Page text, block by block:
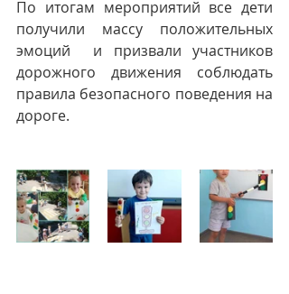
По итогам мероприятий все дети
получили массу положительных
эмоций  и призвали участников
дорожного движения соблюдать
правила безопасного поведения на
дороге.